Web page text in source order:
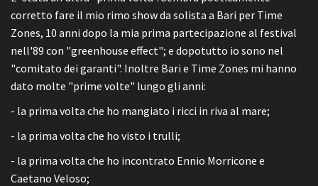
corretto fare il mio rimo show da solista a Bari per Time
Zones, 10 anni dopo la mia prima partecipazione al festival
nell'89 con "greenhouse effect"; e dopotutto io sono nel
"comitato dei garanti". Inoltre Bari e Time Zones mi hanno
dato molte "prime volte" lungo gli anni:
- la prima volta che ho mangiato i ricci in riva al mare;
- la prima volta che ho visto i trulli;
- la prima volta che ho incontrato Ennio Morricone e
Caetano Veloso;